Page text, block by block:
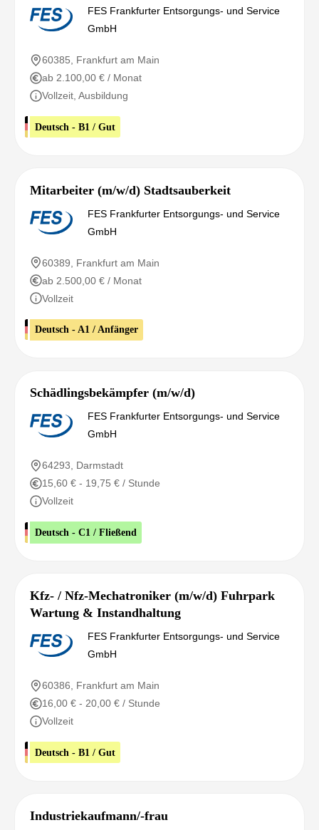
FES Frankfurter Entsorgungs- und Service
GmbH
60385, Frankfurt am Main
ab 2.100,00 € / Monat
Vollzeit, Ausbildung
Deutsch - B1 / Gut
Mitarbeiter (m/w/d) Stadtsauberkeit
FES Frankfurter Entsorgungs- und Service
GmbH
60389, Frankfurt am Main
ab 2.500,00 € / Monat
Vollzeit
Deutsch - A1 / Anfänger
Schädlingsbekämpfer (m/w/d)
FES Frankfurter Entsorgungs- und Service
GmbH
64293, Darmstadt
15,60 € - 19,75 € / Stunde
Vollzeit
Deutsch - C1 / Fließend
Kfz- / Nfz-Mechatroniker (m/w/d) Fuhrpark
Wartung & Instandhaltung
FES Frankfurter Entsorgungs- und Service
GmbH
60386, Frankfurt am Main
16,00 € - 20,00 € / Stunde
Vollzeit
Deutsch - B1 / Gut
Industriekaufmann/-frau